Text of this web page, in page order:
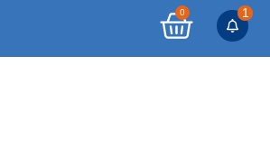
1
0